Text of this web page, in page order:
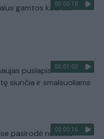
00:00:18
gamtos kadras:
00:01:00
puslapis –
siunčia ir smalsuoliams
00:00:16
pasirodė neeilinis